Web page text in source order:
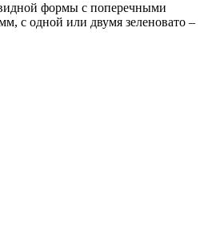
формы с поперечными
с одной или двумя зеленовато –